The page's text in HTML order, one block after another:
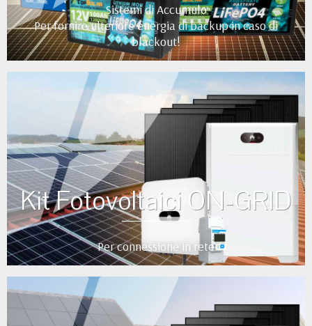
Sistemi di Accumulo
Per fornire ulteriore energia di backup in caso di
blackout!
Kit Fotovoltaici ON-GRID
Per connessione in rete